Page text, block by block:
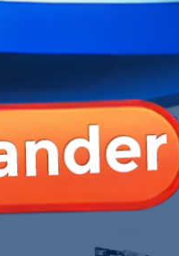
RTX ASUS
4
ACHETÉ :